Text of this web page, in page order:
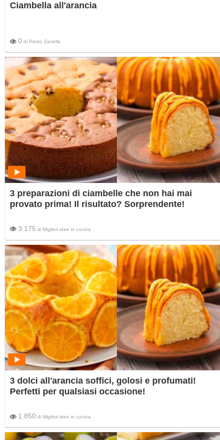
Ciambella all'arancia
0 di Pietro Zanella
3 preparazioni di ciambelle che non hai mai
provato prima! Il risultato? Sorprendente!
3.175 di Migliori idee in cucina
3 dolci all'arancia soffici, golosi e profumati!
Perfetti per qualsiasi occasione!
1.850 di Migliori idee in cucina